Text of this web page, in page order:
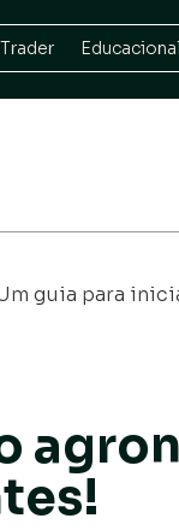
Trader Educacional
guia para